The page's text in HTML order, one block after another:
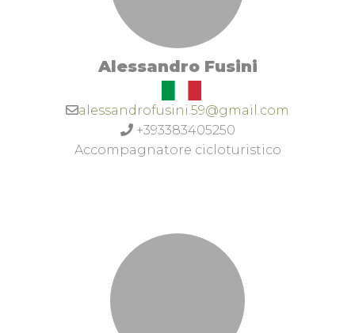
Alessandro Fusini
alessandrofusini.59@gmail.com
+393383405250
Accompagnatore cicloturistico